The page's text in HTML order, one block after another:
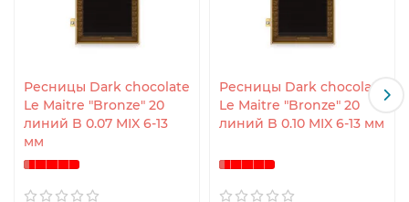
Ресницы Dark chocolate
Le Maitre "Bronze" 20
линий B 0.07 MIX 6-13
мм
Ресницы Dark chocolate
Le Maitre "Bronze" 20
линий B 0.10 MIX 6-13 мм